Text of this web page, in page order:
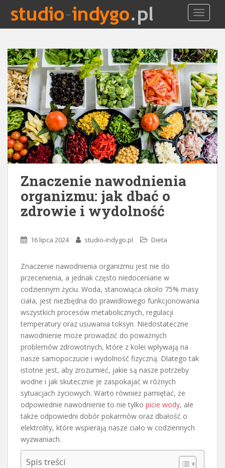
i
Znaczenie nawodnienia
organizmu: jak dbać o
zdrowie i wydolność
16 lipca 2024 studio-indygo.pl Dieta
Znaczenie nawodnienia organizmu jest nie do
przecenienia, a jednak często niedoceniane w
codziennym życiu. Woda, stanowiąca około 75% masy
ciała, jest niezbędna do prawidłowego funkcjonowania
wszystkich procesów metabolicznych, regulacji
temperatury oraz usuwania toksyn. Niedostateczne
nawodnienie może prowadzić do poważnych
problemów zdrowotnych, które z kolei wpływają na
nasze samopoczucie i wydolność fizyczną. Dlatego tak
istotne jest, aby zrozumieć, jakie są nasze potrzeby
wodne i jak skutecznie je zaspokajać w różnych
sytuacjach życiowych. Warto również pamiętać, że
odpowiednie nawodnienie to nie tylko picie wody, ale
także odpowiedni dobór pokarmów oraz dbałość o
elektrolity, które wspierają nasze ciało w codziennych
wyzwaniach.
Spis treści